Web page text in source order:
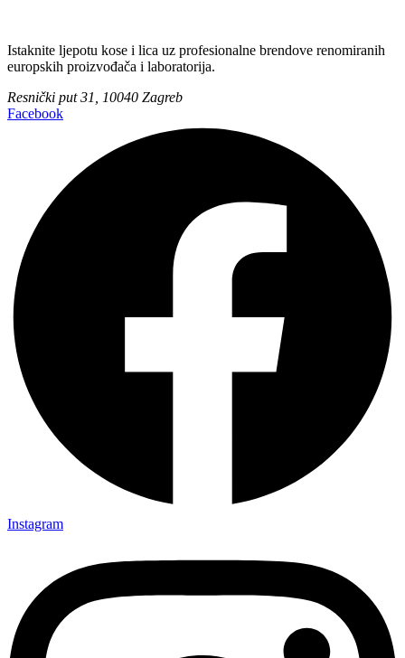
Istaknite ljepotu kose i lica uz profesionalne brendove renomiranih
europskih proizvođača i laboratorija.
Resnički put 31, 10040 Zagreb
Facebook
Instagram